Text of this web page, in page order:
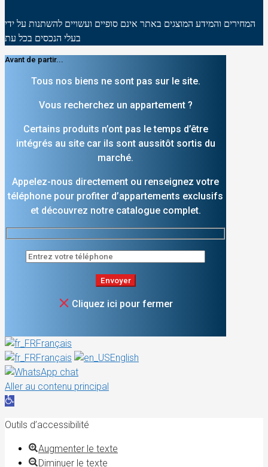
המחירים והמידע המוצגים באתר אינם סופיים ועשויים להשתנות על ידי
בעלי הנכסים בכל עת
Avant de partir...
Tous nos biens ne sont pas sur le site.
Vous recherchez un appartement ?
Certains produits n’ont pas le temps d’être
intégrés au site car ils sont aussitôt sortis du
marché.
Appelez-nous directement ou renseignez votre
téléphone pour profiter d’appartements exclusifs
et découvrez notre catalogue complet.
Cliquez ici pour fermer
Français
Français
English
Aller au contenu principal
Ouvrir la barre d’outils
Outils d’accessibilité
Augmenter le texte
Diminuer le texte